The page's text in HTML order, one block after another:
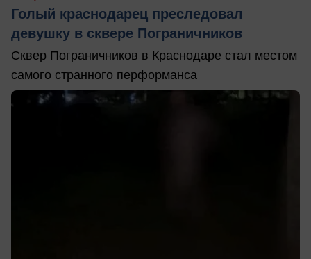
Голый краснодарец преследовал
девушку в сквере Пограничников
Сквер Пограничников в Краснодаре стал местом
самого странного перформанса